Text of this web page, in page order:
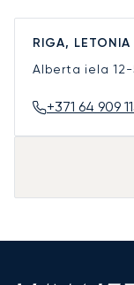
RIGA, LETONIA
Alberta iela 12-
+371 64 909